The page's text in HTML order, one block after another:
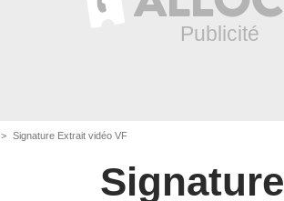
Signature Extrait vidéo VF
Signature